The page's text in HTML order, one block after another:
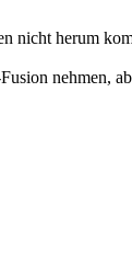
nicht herum
nehmen,